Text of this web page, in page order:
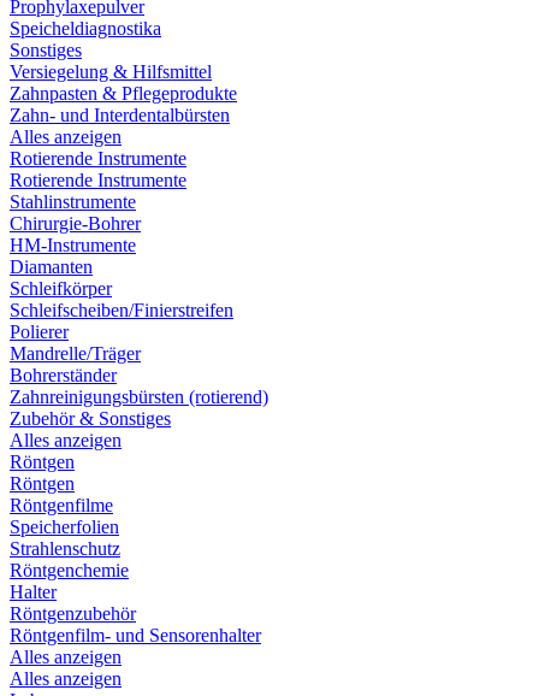
Prophylaxepulver
Speicheldiagnostika
Sonstiges
Versiegelung & Hilfsmittel
Zahnpasten & Pflegeprodukte
Zahn- und Interdentalbürsten
Alles anzeigen
Rotierende Instrumente
Rotierende Instrumente
Stahlinstrumente
Chirurgie-Bohrer
HM-Instrumente
Diamanten
Schleifkörper
Schleifscheiben/Finierstreifen
Polierer
Mandrelle/Träger
Bohrerständer
Zahnreinigungsbürsten (rotierend)
Zubehör & Sonstiges
Alles anzeigen
Röntgen
Röntgen
Röntgenfilme
Speicherfolien
Strahlenschutz
Röntgenchemie
Halter
Röntgenzubehör
Röntgenfilm- und Sensorenhalter
Alles anzeigen
Alles anzeigen